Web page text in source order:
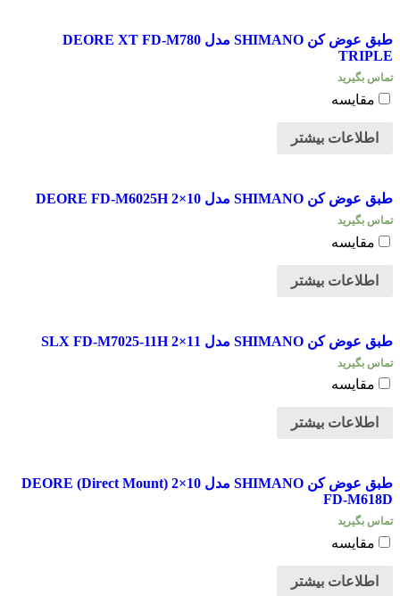
طبق عوض کن SHIMANO مدل DEORE XT FD-M780
TRIPLE
تماس بگیرید
مقایسه
اطلاعات بیشتر
طبق عوض کن SHIMANO مدل 10×2 DEORE FD-M6025H
تماس بگیرید
مقایسه
اطلاعات بیشتر
طبق عوض کن SHIMANO مدل 11×2 SLX FD-M7025-11H
تماس بگیرید
مقایسه
اطلاعات بیشتر
طبق عوض کن SHIMANO مدل 10×2 (Direct Mount) DEORE
FD-M618D
تماس بگیرید
مقایسه
اطلاعات بیشتر